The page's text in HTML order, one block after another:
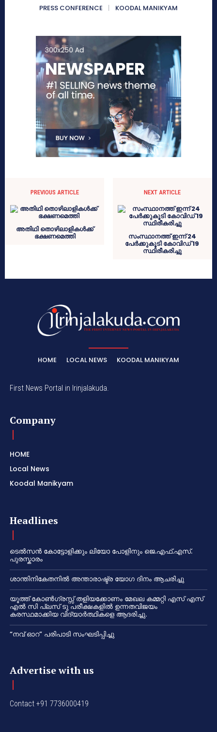
PRESS CONFERENCE
KOODAL MANIKYAM
PREVIOUS ARTICLE
അതിഥി തൊഴിലാളികള്‍ക്ക്
ഭക്ഷണമെത്തി
NEXT ARTICLE
സംസ്ഥാനത്ത് ഇന്ന് 24
പേർക്കുകൂടി കോവിഡ് 19
സ്ഥിരീകരിച്ചു
HOME LOCAL NEWS KOODAL MANIKYAM
First News Portal in Irinjalakuda.
Company
HOME
Local News
Koodal Manikyam
Headlines
ടെൽസൻ കോട്ടോളിക്കും ലിയോ പോളിനും ജെ.എഫ്.എസ്.
പുരസ്കാരം
ശാന്തിനികേതനിൽ അന്താരാഷ്ട്ര യോഗ ദിനം ആചരിച്ചു
യൂത്ത് കോൺഗ്രസ്സ് തളിയക്കോണം മേഖല കമ്മറ്റി എസ് എസ്
എൽ സി പ്ലസ് ടു പരീക്ഷകളിൽ ഉന്നതവിജയം
കരസ്ഥമാക്കിയ വിദ്യാർത്ഥികളെ ആദരിച്ചു.
“നവ് ഓറ” പരിപാടി സംഘടിപ്പിച്ചു
Advertise with us
Contact +91 7736000419